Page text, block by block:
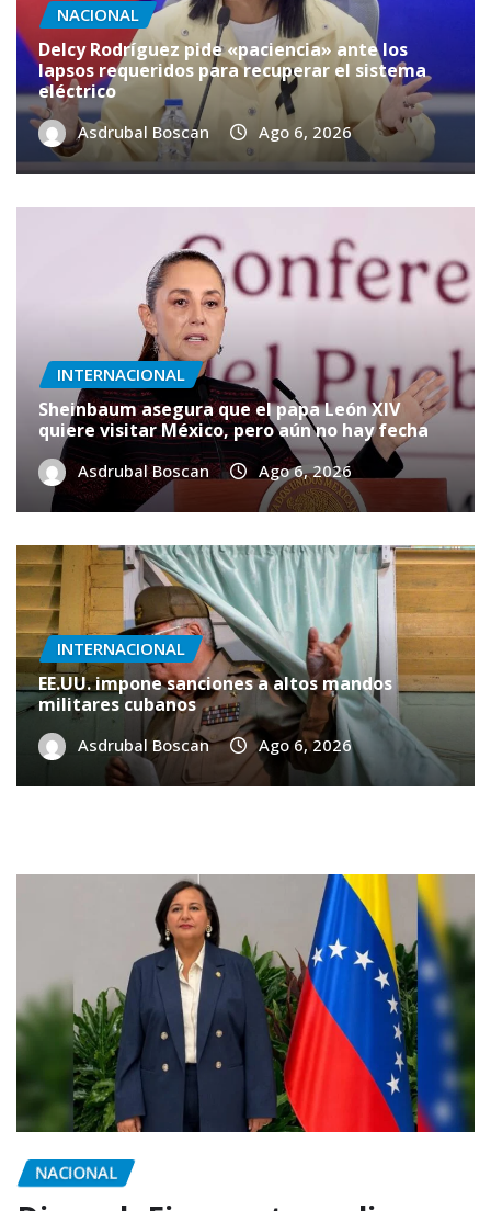
NACIONAL
Delcy Rodríguez pide «paciencia» ante los
lapsos requeridos para recuperar el sistema
eléctrico
Asdrubal Boscan Ago 6, 2026
INTERNACIONAL
Sheinbaum asegura que el papa León XIV
quiere visitar México, pero aún no hay fecha
Asdrubal Boscan Ago 6, 2026
INTERNACIONAL
EE.UU. impone sanciones a altos mandos
militares cubanos
Asdrubal Boscan Ago 6, 2026
NACIONAL